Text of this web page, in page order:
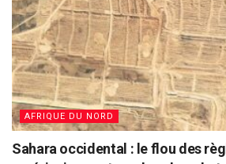
AFRIQUE DU NORD
Sahara occidental : le flou des